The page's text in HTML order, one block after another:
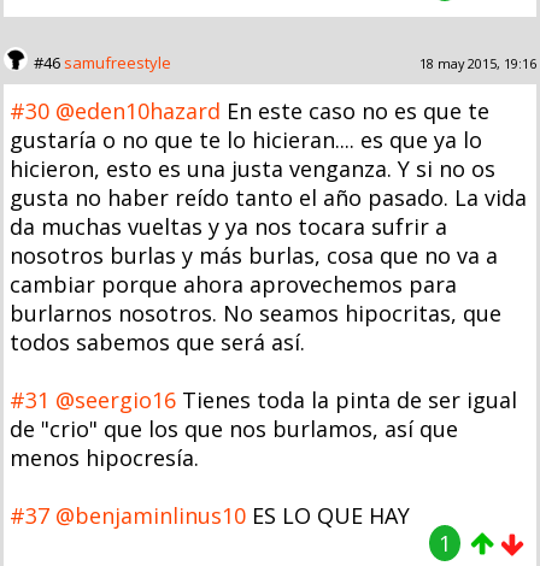
#46 samufreestyle 18 may 2015, 19:16
#30 @eden10hazard En este caso no es que te
gustaría o no que te lo hicieran.... es que ya lo
hicieron, esto es una justa venganza. Y si no os
gusta no haber reído tanto el año pasado. La vida
da muchas vueltas y ya nos tocara sufrir a
nosotros burlas y más burlas, cosa que no va a
cambiar porque ahora aprovechemos para
burlarnos nosotros. No seamos hipocritas, que
todos sabemos que será así.
#31 @seergio16 Tienes toda la pinta de ser igual
de "crio" que los que nos burlamos, así que
menos hipocresía.
#37 @benjaminlinus10 ES LO QUE HAY
1